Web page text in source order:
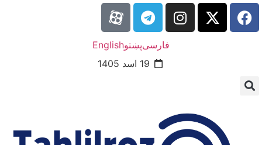
فارسیپښتوEnglish
19 اسد 1405